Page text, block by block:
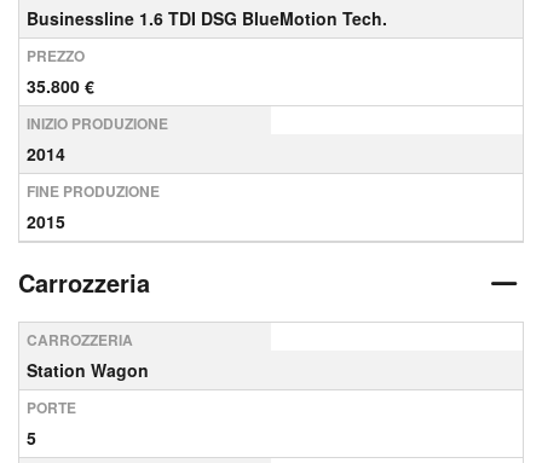
Businessline 1.6 TDI DSG BlueMotion Tech.
PREZZO
35.800 €
INIZIO PRODUZIONE
2014
FINE PRODUZIONE
2015
Carrozzeria
CARROZZERIA
Station Wagon
PORTE
5